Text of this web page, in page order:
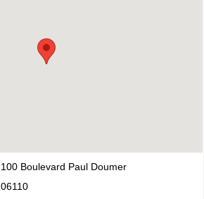
100 Boulevard Paul Doumer
06110